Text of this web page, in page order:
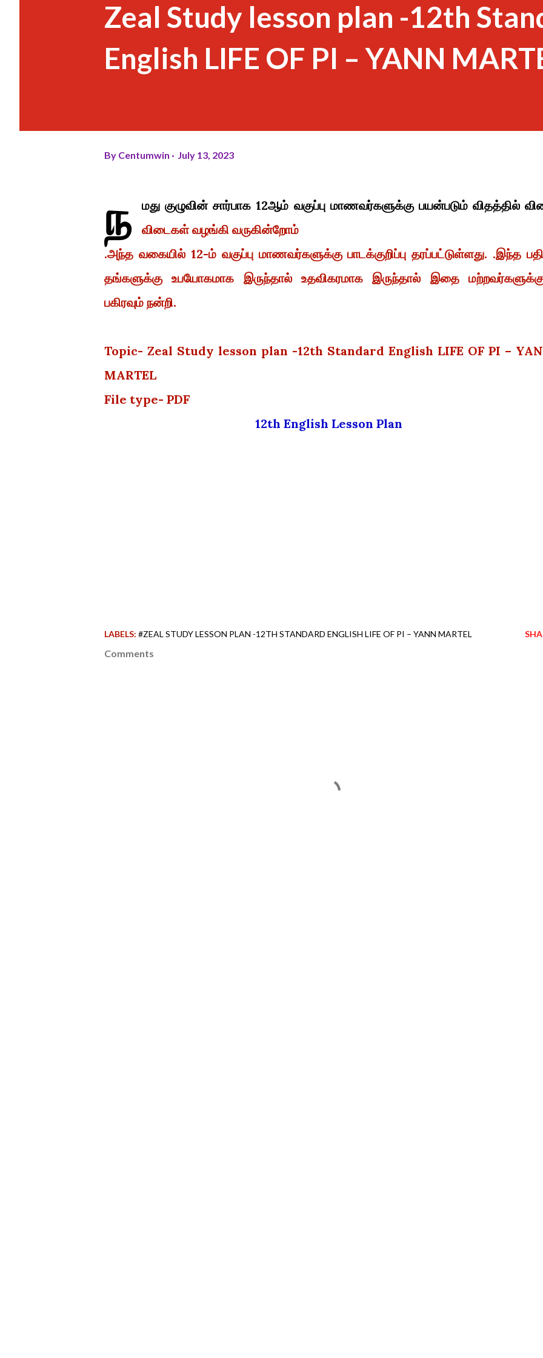
Zeal Study lesson plan -12th
English LIFE OF PI – YANN
By Centumwin July 13, 2023
ந
மது குழுவின் சார்பாக 12ஆம் வகுப்பு மாணவர்களுக்கு பயன்படும் விதத்தில்
விடைகள் வழங்கி வருகின்றோம்
.அந்த வகையில் 12-ம் வகுப்பு மாணவர்களுக்கு பாடக்குறிப்பு தரப்பட்டுள்ளது. .இந்த
தங்களுக்கு உபயோகமாக இருந்தால் உதவிகரமாக இருந்தால் இதை
பகிரவும் நன்றி.
Topic- Zeal Study lesson plan -12th Standard English LIFE OF PI –
MARTEL
File type- PDF
12th English Lesson Plan
LABELS: #ZEAL STUDY LESSON PLAN -12TH STANDARD ENGLISH LIFE OF PI – YANN MARTEL
Comments